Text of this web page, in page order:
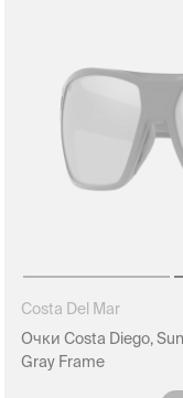
Costa Del Mar
Очки Costa Diego,
Gray Frame